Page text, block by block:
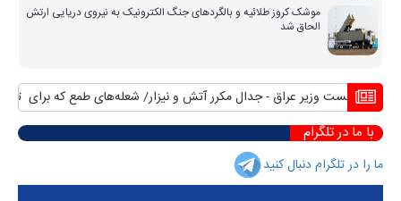
موشک کروز طلائیه و بالگردهای جنگ الکترونیک به نیروی دریایی ارتش
الحاق شد
از نخست وزیر عراق جدال مکرر آتش و نیزار/ شعله‌های طمع که برای تصرف
با ما در تلگرام
ما را در تلگرام دنبال کنید